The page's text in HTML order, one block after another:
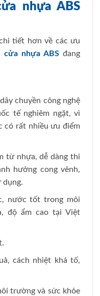
nhựa ABS
tiết hơn về các ưu
cửa nhựa ABS đang
chuyền công nghệ
tế nghiêm ngặt, vì
có rất nhiều ưu điểm
từ nhựa, dễ dàng thi
hưởng cong vênh,
dụng.
nước tốt trong môi
độ ẩm cao tại Việt
cách nhiệt khá tố,
trường và sức khỏe